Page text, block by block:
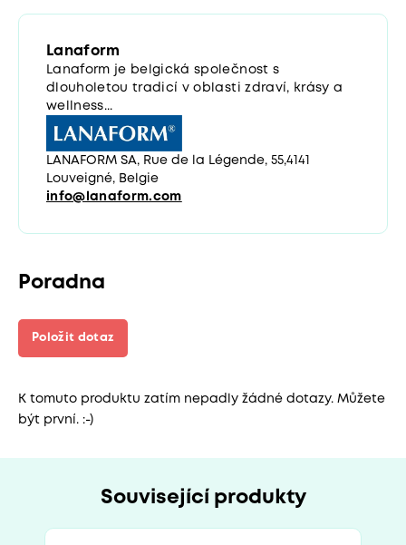
Lanaform
Lanaform je belgická společnost s
dlouholetou tradicí v oblasti zdraví, krásy a
wellness...
LANAFORM SA, Rue de la Légende, 55,4141
Louveigné, Belgie
info@lanaform.com
Poradna
Položit dotaz
K tomuto produktu zatím nepadly žádné dotazy. Můžete
být první. :-)
Související produkty